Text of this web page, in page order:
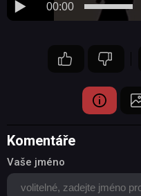
00:00
Komentáře
Vaše jméno